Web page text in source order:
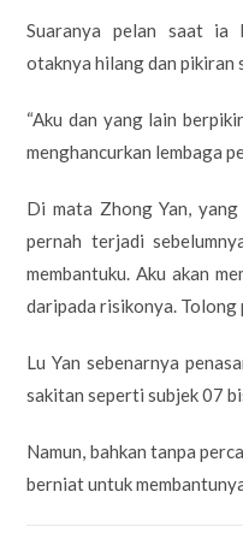
Suaranya pelan saat ia
otaknya hilang dan pikiran
“Aku dan yang lain
menghancurkan lembaga
Di mata Zhong Yan,
pernah terjadi
membantuku. Aku akan
daripada risikonya. Tolong
Lu Yan sebenarnya
sakitan seperti subjek 07
Namun, bahkan tanpa
berniat untuk